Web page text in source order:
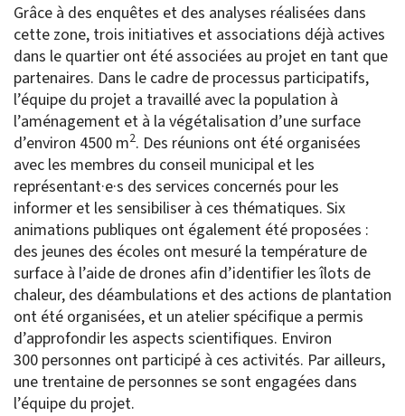
Grâce à des enquêtes et des analyses réalisées dans
cette zone, trois initiatives et associations déjà actives
dans le quartier ont été associées au projet en tant que
partenaires. Dans le cadre de processus participatifs,
l’équipe du projet a travaillé avec la population à
l’aménagement et à la végétalisation d’une surface
d’environ 4500 m2. Des réunions ont été organisées
avec les membres du conseil municipal et les
représentant·e·s des services concernés pour les
informer et les sensibiliser à ces thématiques. Six
animations publiques ont également été proposées :
des jeunes des écoles ont mesuré la température de
surface à l’aide de drones afin d’identifier les îlots de
chaleur, des déambulations et des actions de plantation
ont été organisées, et un atelier spécifique a permis
d’approfondir les aspects scientifiques. Environ
300 personnes ont participé à ces activités. Par ailleurs,
une trentaine de personnes se sont engagées dans
l’équipe du projet.